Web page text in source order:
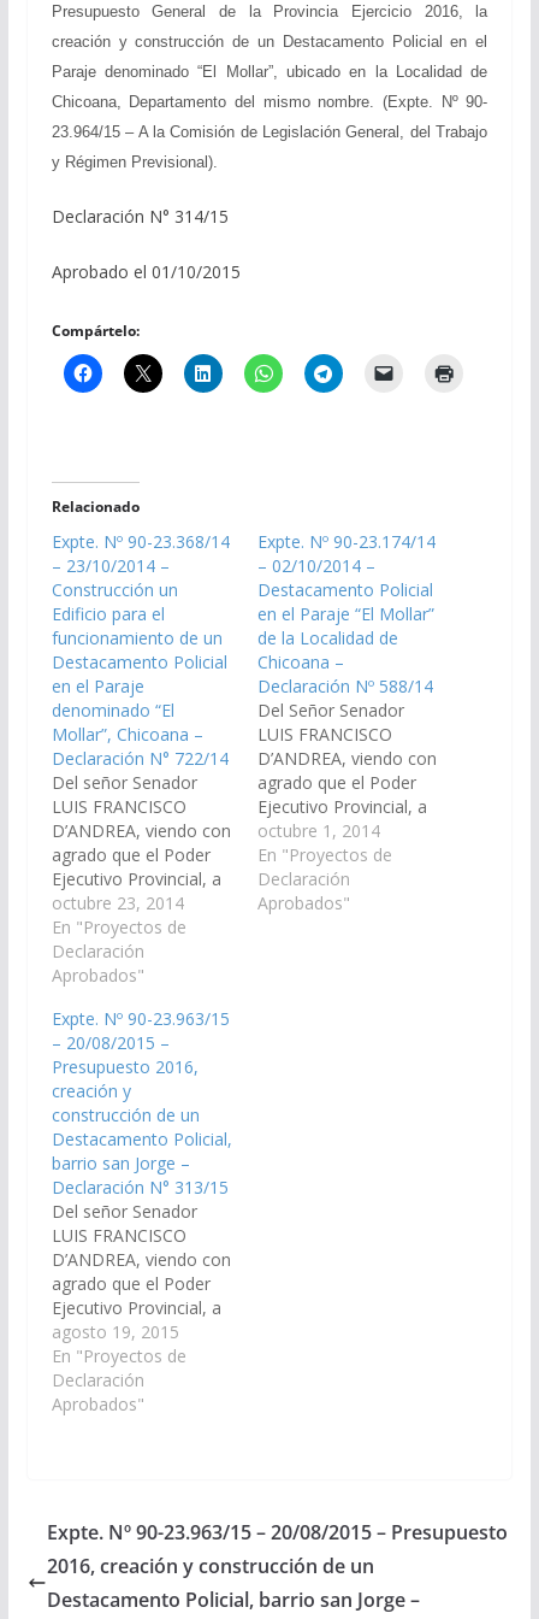
Presupuesto General de la Provincia Ejercicio 2016, la
creación y construcción de un Destacamento Policial en el
Paraje denominado “El Mollar”, ubicado en la Localidad de
Chicoana, Departamento del mismo nombre. (Expte. Nº 90-
23.964/15 – A la Comisión de Legislación General, del Trabajo
y Régimen Previsional).
Declaración N° 314/15
Aprobado el 01/10/2015
Compártelo:
Relacionado
Expte. Nº 90-23.368/14
– 23/10/2014 –
Construcción un
Edificio para el
funcionamiento de un
Destacamento Policial
en el Paraje
denominado “El
Mollar”, Chicoana –
Declaración N° 722/14
Del señor Senador
LUIS FRANCISCO
D’ANDREA, viendo con
agrado que el Poder
Ejecutivo Provincial, a
través del Ministerio de
Seguridad y del
Ministerio de
Economía,
Servicios Públicos,
arbitre los medios
necesarios para que se
incluya en el Plan de
Obras del Presupuesto
General de la Provincia
Ejercicio 2015,…
octubre 23, 2014
En "Proyectos de
Declaración
Aprobados"
Expte. Nº 90-23.174/14
– 02/10/2014 –
Destacamento Policial
en el Paraje “El Mollar”
de la Localidad de
Chicoana –
Declaración Nº 588/14
Del Señor Senador
LUIS FRANCISCO
D’ANDREA, viendo con
agrado que el Poder
Ejecutivo Provincial, a
través del Ministerio de
Seguridad y del
Ministerio de
Economía,
octubre 1, 2014
En "Proyectos de
Declaración
Aprobados"
Expte. Nº 90-23.963/15
– 20/08/2015 –
Presupuesto 2016,
creación y
construcción de un
Destacamento Policial,
barrio san Jorge –
Declaración N° 313/15
Del señor Senador
LUIS FRANCISCO
D’ANDREA, viendo con
agrado que el Poder
Ejecutivo Provincial, a
través del Ministerio de
Seguridad y del
Ministerio de
Economía.
incluya en el Plan de
Obras del Presupuesto
General de la Provincia
Ejercicio 2016.…
agosto 19, 2015
En "Proyectos de
Declaración
Aprobados"
Expte. Nº 90-23.963/15 – 20/08/2015 – Presupuesto
2016, creación y construcción de un
Destacamento Policial, barrio san Jorge –